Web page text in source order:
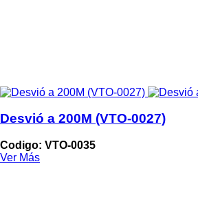
Desvió a 200M (VTO-0027)
Codigo: VTO-0035
Ver Más